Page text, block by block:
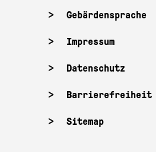
Gebärdensprache
Impressum
Datenschutz
Barrierefreiheit
Sitemap